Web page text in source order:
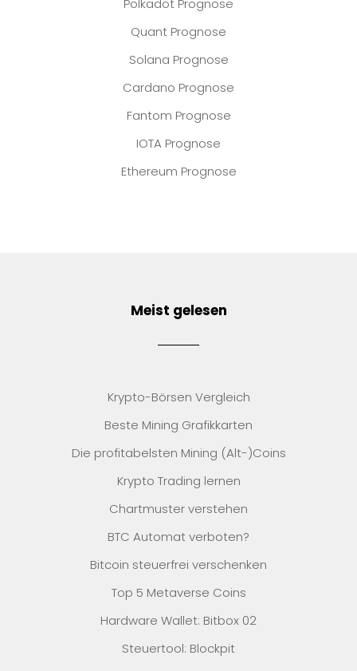
Polkadot Prognose
Quant Prognose
Solana Prognose
Cardano Prognose
Fantom Prognose
IOTA Prognose
Ethereum Prognose
Meist gelesen
Krypto-Börsen Vergleich
Beste Mining Grafikkarten
Die profitabelsten Mining (Alt-)Coins
Krypto Trading lernen
Chartmuster verstehen
BTC Automat verboten?
Bitcoin steuerfrei verschenken
Top 5 Metaverse Coins
Hardware Wallet: Bitbox 02
Steuertool: Blockpit